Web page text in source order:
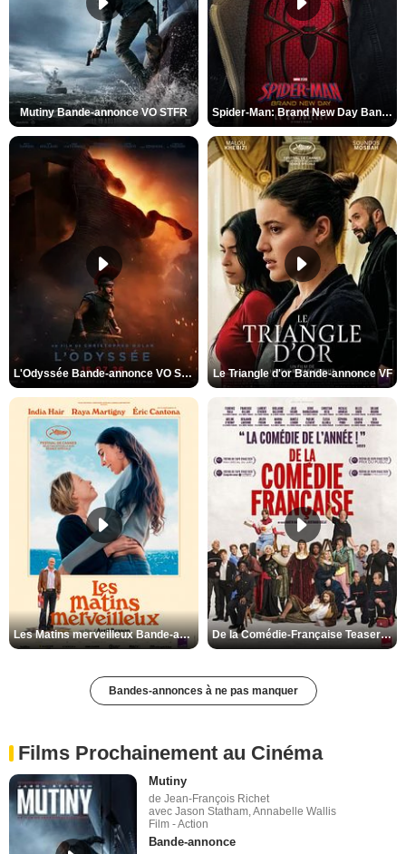
Mutiny Bande-annonce VO STFR Spider-Man: Brand New Day Bande-annonce VO STFR
L'Odyssée Bande-annonce VO STFR Le Triangle d'or Bande-annonce VF
Les Matins merveilleux Bande-annonce VF De la Comédie-Française Teaser VF
Bandes-annonces à ne pas manquer
Films Prochainement au Cinéma
Mutiny
de Jean-François Richet
avec Jason Statham, Annabelle Wallis
Film - Action
Bande-annonce